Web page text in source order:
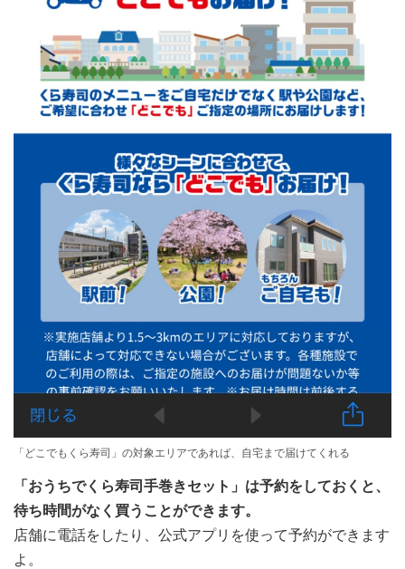
「どこでもくら寿司」の対象エリアであれば、自宅まで届けてくれる
「おうちでくら寿司手巻きセット」は予約をしておくと、
待ち時間がなく買うことができます。
店舗に電話をしたり、公式アプリを使って予約ができます
よ。